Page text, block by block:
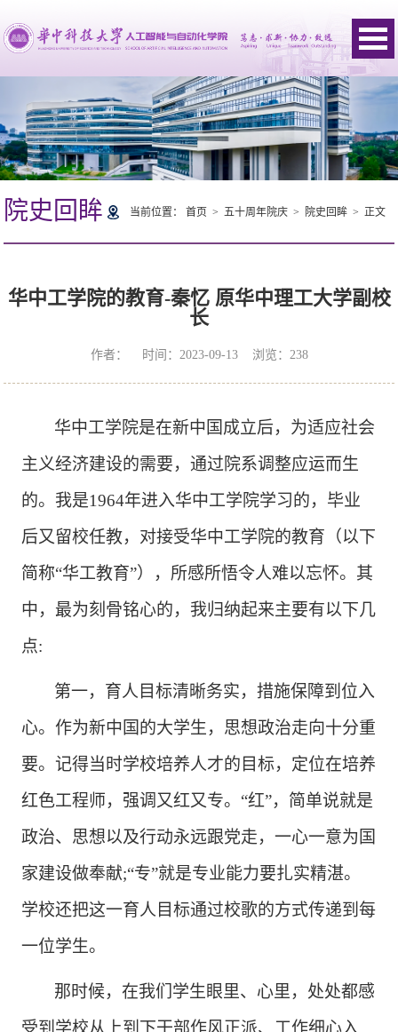
院史回眸 当前位置： 首页> 五十周年院庆> 院史回眸> 正文
华中工学院的教育-秦忆 原华中理工大学副校
长
作者： 时间：2023-09-13 浏览： 238
华中工学院是在新中国成立后，为适应社会
主义经济建设的需要，通过院系调整应运而生
的。我是1964年进入华中工学院学习的，毕业
后又留校任教，对接受华中工学院的教育（以下
简称“华工教育”），所感所悟令人难以忘怀。其
中，最为刻骨铭心的，我归纳起来主要有以下几
点:
第一，育人目标清晰务实，措施保障到位入
心。作为新中国的大学生，思想政治走向十分重
要。记得当时学校培养人才的目标，定位在培养
红色工程师，强调又红又专。 “红”，简单说就是
政治、思想以及行动永远跟党走，一心一意为国
家建设做奉献;“专”就是专业能力要扎实精湛。
学校还把这一育人目标通过校歌的方式传递到每
一位学生。
那时候，在我们学生眼里、心里，处处都感
受到学校从上到下干部作风正派、工作细心入